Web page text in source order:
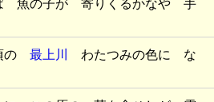
魚の子が 寄りくるかなや 手
の 最上川
わたつみの色に な